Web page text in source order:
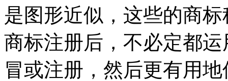
是图形近似，这些的商
商标注册后，不必定都
冒或注册，然后更有用